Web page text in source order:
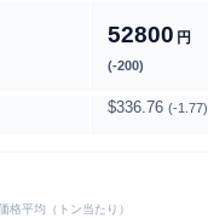
52800 円
(-200)
$336.76 (-1.77)
格平均（トン当たり）